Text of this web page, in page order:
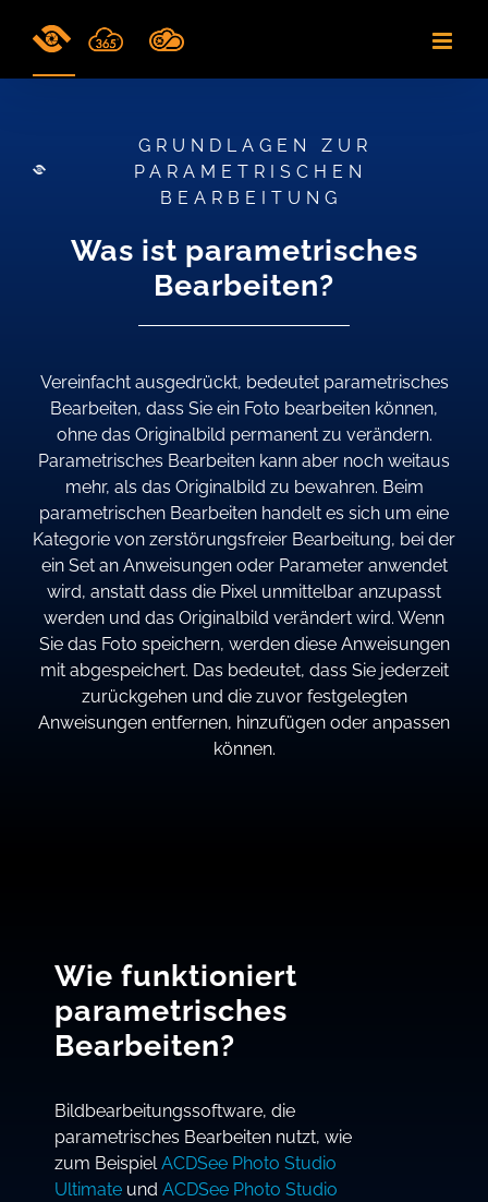
GRUNDLAGEN ZUR
PARAMETRISCHEN
BEARBEITUNG
Was ist parametrisches
Bearbeiten?
Vereinfacht ausgedrückt, bedeutet parametrisches
Bearbeiten, dass Sie ein Foto bearbeiten können,
ohne das Originalbild permanent zu verändern.
Parametrisches Bearbeiten kann aber noch weitaus
mehr, als das Originalbild zu bewahren. Beim
parametrischen Bearbeiten handelt es sich um eine
Kategorie von zerstörungsfreier Bearbeitung, bei der
ein Set an Anweisungen oder Parameter anwendet
wird, anstatt dass die Pixel unmittelbar anzupasst
werden und das Originalbild verändert wird. Wenn
Sie das Foto speichern, werden diese Anweisungen
mit abgespeichert. Das bedeutet, dass Sie jederzeit
zurückgehen und die zuvor festgelegten
Anweisungen entfernen, hinzufügen oder anpassen
können.
Wie funktioniert
parametrisches
Bearbeiten?
Bildbearbeitungssoftware, die
parametrisches Bearbeiten nutzt, wie
zum BeispielACDSee Photo Studio
Ultimate undACDSee Photo Studio